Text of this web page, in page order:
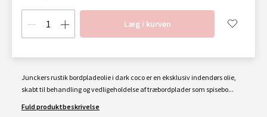
Læg i kurven
Junckers rustik bordpladeolie i dark coco er en eksklusiv indendørs olie,
skabt til behandling og vedligeholdelse af træbordplader som spisebo...
Fuld produktbeskrivelse